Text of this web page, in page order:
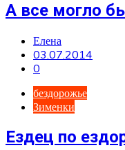
А все могло
Елена
03.07.2014
0
бездорожье
Зименки
Ездец по